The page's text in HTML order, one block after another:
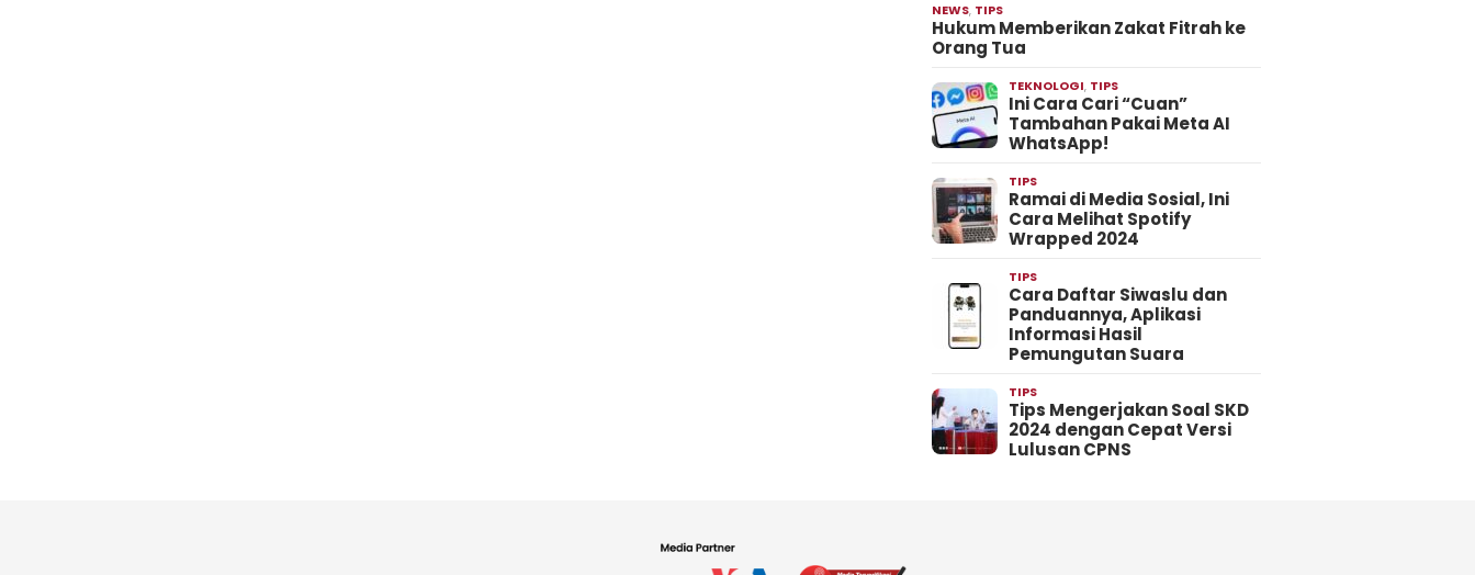
NEWS, TIPS
Hukum Memberikan Zakat Fitrah ke
Orang Tua
TEKNOLOGI, TIPS
Ini Cara Cari “Cuan”
Tambahan Pakai Meta AI
WhatsApp!
TIPS
Ramai di Media Sosial, Ini
Cara Melihat Spotify
Wrapped 2024
TIPS
Cara Daftar Siwaslu dan
Panduannya, Aplikasi
Informasi Hasil
Pemungutan Suara
TIPS
Tips Mengerjakan Soal SKD
2024 dengan Cepat Versi
Lulusan CPNS